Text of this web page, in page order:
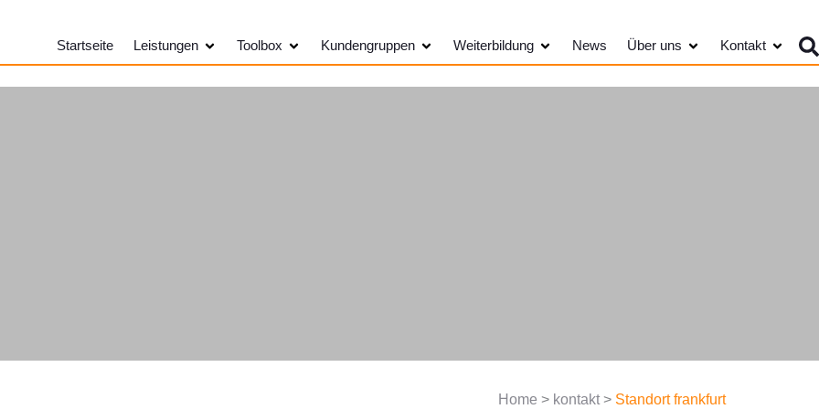
Startseite Leistungen Öffne Leistungen
Toolbox Öffne Toolbox
Kundengruppen Öffne Kundengruppen
Weiterbildung Öffne Weiterbildung
News Über uns Öffne Über uns
Kontakt Öffne
Home > kontakt > Standort frankfurt